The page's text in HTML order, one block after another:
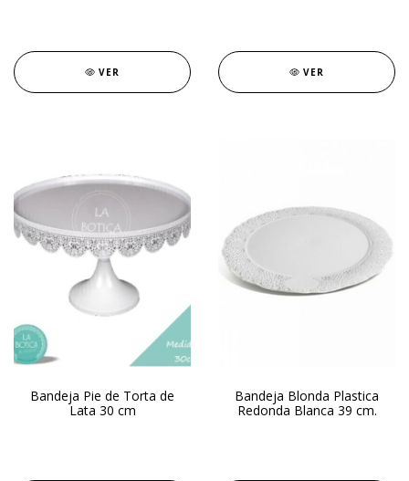
VER VER
Bandeja Pie de Torta de
Lata 30 cm
Bandeja Blonda Plastica
Redonda Blanca 39 cm.